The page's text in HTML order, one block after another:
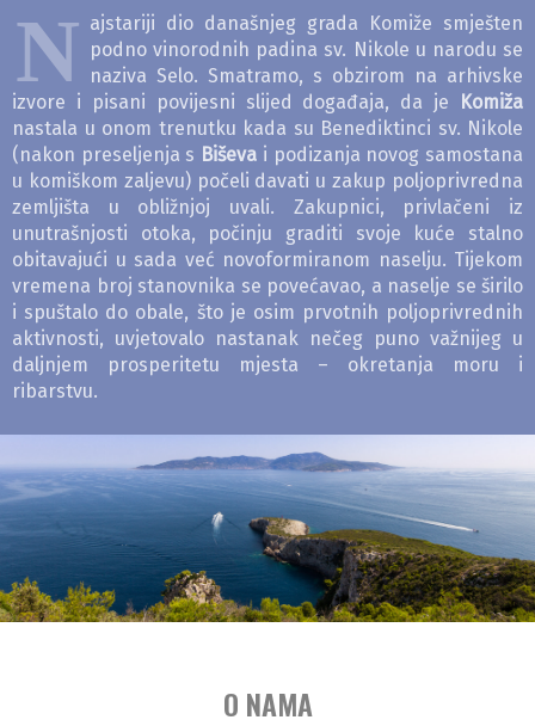
N ajstariji dio današnjeg grada Komiže smješten
podno vinorodnih padina sv. Nikole u narodu se
naziva Selo. Smatramo, s obzirom na arhivske
izvore i pisani povijesni slijed događaja, da je
Komiža
nastala u onom trenutku kada su Benediktinci sv. Nikole
(nakon preseljenja s Biševa i podizanja novog samostana
u komiškom zaljevu) počeli davati u zakup poljoprivredna
zemljišta u obližnjoj uvali. Zakupnici, privlačeni iz
unutrašnjosti otoka, počinju graditi svoje kuće stalno
obitavajući u sada već novoformiranom naselju. Tijekom
vremena broj stanovnika se povećavao, a naselje se širilo
i spuštalo do obale, što je osim prvotnih poljoprivrednih
aktivnosti, uvjetovalo nastanak nečeg puno važnijeg u
daljnjem prosperitetu mjesta – okretanja moru i
ribarstvu.
O NAMA